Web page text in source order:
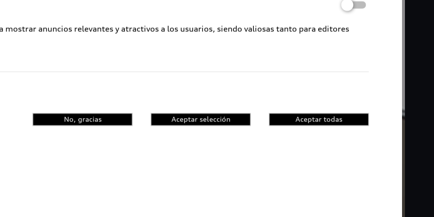
mostrar anuncios relevantes y atractivos a los usuarios, siendo valiosas tanto para editores
No, gracias Aceptar selección Aceptar todas